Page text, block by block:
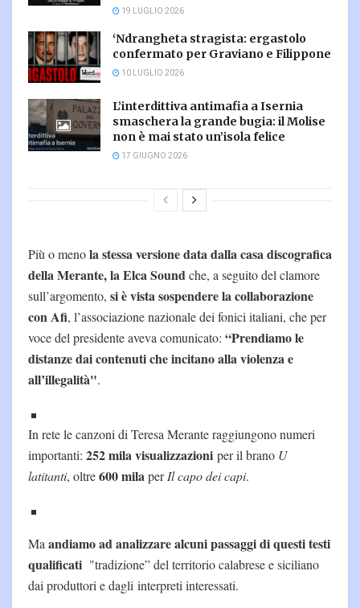
19 LUGLIO 2026
‘Ndrangheta stragista: ergastolo
confermato per Graviano e Filippone
10 LUGLIO 2026
L’interdittiva antimafia a Isernia
smaschera la grande bugia: il Molise
non è mai stato un’isola felice
17 GIUGNO 2026
Più o menola stessa versione data dalla casa discografica
della Merante, la Elca Soundche, a seguito del clamore
sull’argomento, si è vista sospendere la collaborazione
con Afi, l’associazione nazionale dei fonici italiani, che per
voce del presidente aveva comunicato: “Prendiamo le
distanze dai contenuti che incitano alla violenza e
all’illegalità".
In rete le canzoni di Teresa Merante raggiungono numeri
importanti: 252 mila visualizzazioni per il brano U
latitanti, oltre600 milaperIl capo dei capi.
Maandiamo ad analizzare alcuni passaggi di questi testi
qualificati "tradizione” del territorio calabrese e siciliano
dai produttori e dagli interpreti interessati.